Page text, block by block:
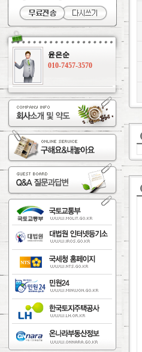
윤은순
010-7457-3570